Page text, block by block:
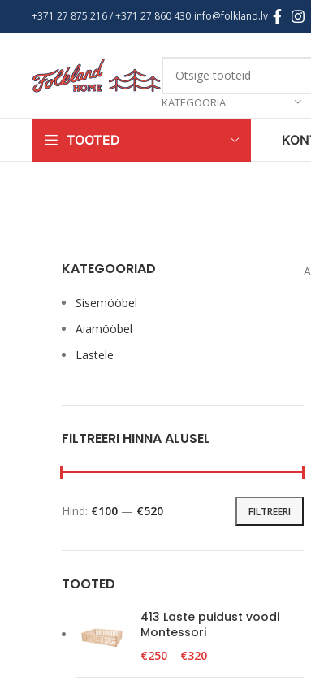
+371 27 875 216/ +371 27 860 430 info@folkland.lv
KATEGOORIA
TOOTED
KATEGOORIAD
Sisemööbel
Aiamööbel
Lastele
FILTREERI HINNA ALUSEL
FILTREERI
Hind: €100 — €520
TOOTED
413 Laste puidust voodi
Montessori
€250 – €320